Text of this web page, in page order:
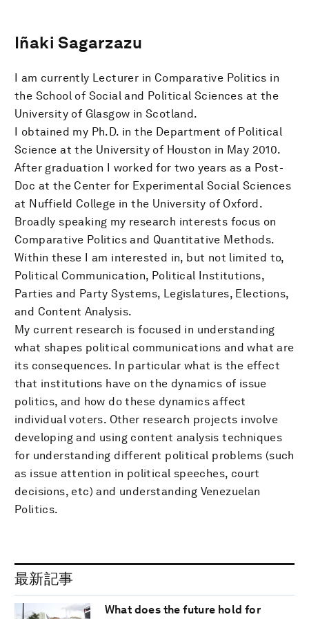
Iñaki Sagarzazu
I am currently Lecturer in Comparative Politics in
the School of Social and Political Sciences at the
University of Glasgow in Scotland.
I obtained my Ph.D. in the Department of Political
Science at the University of Houston in May 2010.
After graduation I worked for two years as a Post-
Doc at the Center for Experimental Social Sciences
at Nuffield College in the University of Oxford.
Broadly speaking my research interests focus on
Comparative Politics and Quantitative Methods.
Within these I am interested in, but not limited to,
Political Communication, Political Institutions,
Parties and Party Systems, Legislatures, Elections,
and Content Analysis.
My current research is focused in understanding
what shapes political communications and what are
its consequences. In particular what is the effect
that institutions have on the dynamics of issue
politics, and how do these dynamics affect
individual voters. Other research projects involve
developing and using content analysis techniques
for understanding different political problems (such
as issue attention in political speeches, court
decisions, etc) and understanding Venezuelan
Politics.
最新記事
What does the future hold for